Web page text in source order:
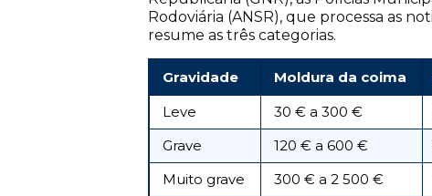
Rodoviária (ANSR), que processa as
resume as três categorias.
Gravidade Moldura da coima
Leve
30 € a 300 €
Grave
120 € a 600 €
Muito grave
300 € a 2 500 €